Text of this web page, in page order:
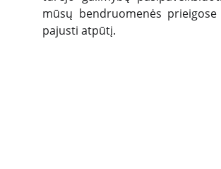
mūsų bendruomenės
pajusti atpūtį.